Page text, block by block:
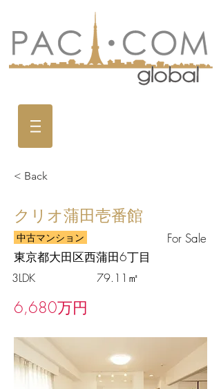
< Back
クリオ蒲田壱番館
中古マンション
For Sale
東京都大田区西蒲田6丁目
3LDK 79.11㎡
6,680万円